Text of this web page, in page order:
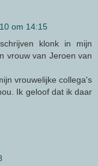
om 14:15
klonk in mijn
vrouw van Jeroen van
vrouwelijke collega's
Ik geloof dat ik daar